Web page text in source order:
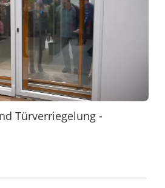
Türverriegelung -